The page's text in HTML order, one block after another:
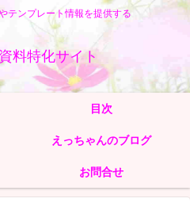
テンプレート情報を提供する
料特化サイト
目次
えっちゃんのブログ
お問合せ